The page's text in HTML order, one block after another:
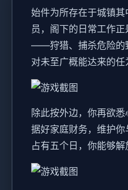
始件为所存在于城镇
员，阁下的日常工作
——狩猎、捕杀危险的
对未至广概能达来的任
除此按外边，你再欲
据好家庭财务，维护
占有五个日，你能够解